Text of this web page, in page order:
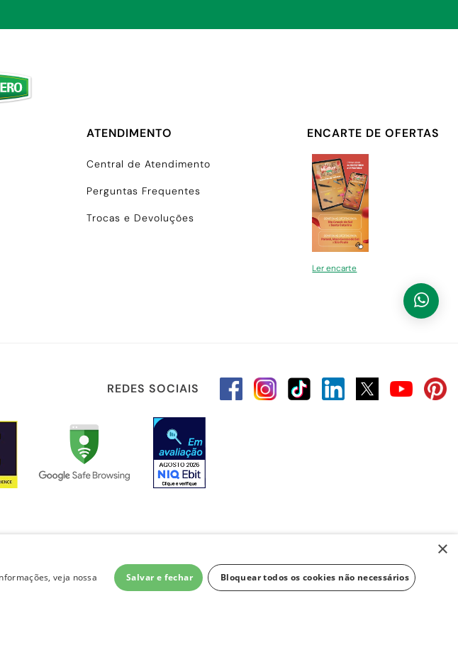
ATENDIMENTO
Central de Atendimento
Perguntas Frequentes
Trocas e Devoluções
ENCARTE DE OFERTAS
Ler encarte
REDES SOCIAIS
×
veja nossa
Salvar e fechar Bloquear todos os cookies não necessários